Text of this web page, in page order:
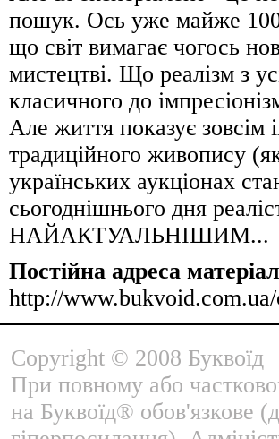
пошук. Ось уже майже 100
що світ вимагає чогось
мистецтві. Що реалізм з
класичного до
Але життя показує зовсім
традиційного живопису
українських аукціонах
сьогоднішнього дня
НАЙАКТУАЛЬНІШИМ...
Постійна адреса
http://
Copyright © 2008 Буквоїд
При повному або
на Буквоїд® обов'язкове